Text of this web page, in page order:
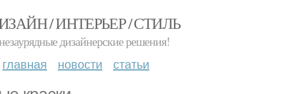
/ ИНТЕРЬЕР / СТИЛЬ
дизайнерские решения!
главная новости статьи